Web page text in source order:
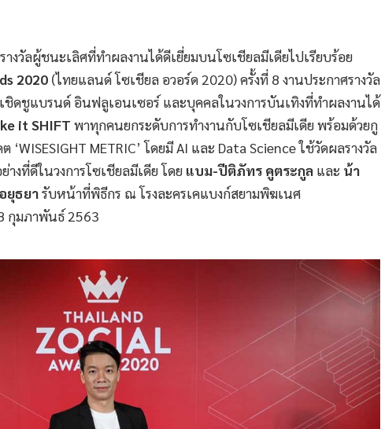
างวัลผู้ชนะเลิศที่ทำผลงานได้ดีเยี่ยมบนโซเชียลมีเดียไปเรียบร้อย
2020 (ไทยแลนด์ โซเชียล อวอร์ด 2020) ครั้งที่ 8 งานประกาศรางวัล
ดชูแบรนด์ อินฟลูเอนเซอร์ และบุคคลในวงการบันเทิงที่ทำผลงานได้
it SHIFT พาทุกคนยกระดับการทำงานกับโซเชียลมีเดีย พร้อมด้วยกู
‘WISESIGHT METRIC’ โดยมี AI และ Data Science ใช้วัดผลรางวัล
งที่ดีในวงการโซเชียลมีเดีย โดย แบม-ปีติภัทร คูตระกูล และ น้า
ยุธยารับหน้าที่พิธีกร ณ โรงละครเคแบงก์สยามพิฆเนศ
กุมภาพันธ์ 2563